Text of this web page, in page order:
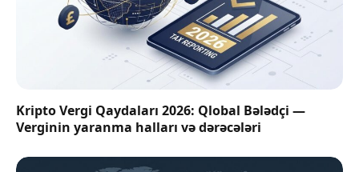
Kripto Vergi Qaydaları 2026: Qlobal Bələdçi —
Verginin yaranma halları və dərəcələri